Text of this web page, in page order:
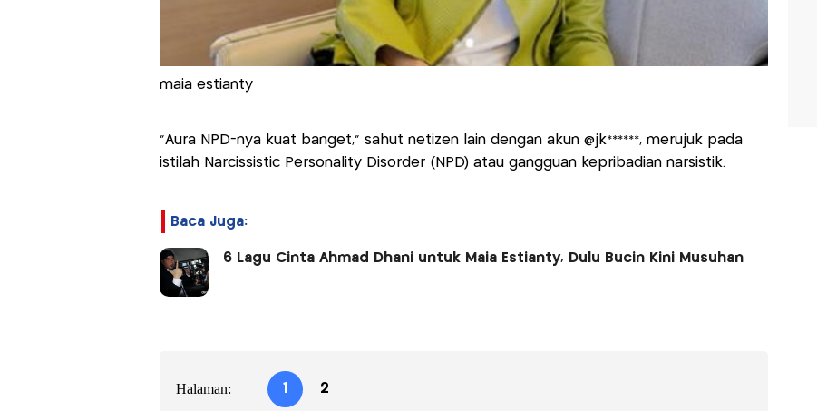
maia estianty
“Aura NPD-nya kuat banget,” sahut netizen lain dengan akun @jk******, merujuk pada
istilah Narcissistic Personality Disorder (NPD) atau gangguan kepribadian narsistik.
Baca Juga:
6 Lagu Cinta Ahmad Dhani untuk Maia Estianty, Dulu Bucin Kini Musuhan
Halaman: 1 2